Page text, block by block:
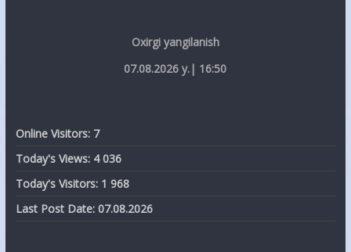
Oxirgi yangilanish
07.08.2026 y.| 16:50
Online Visitors: 7
Today's Views: 4 036
Today's Visitors: 1 968
Last Post Date: 07.08.2026